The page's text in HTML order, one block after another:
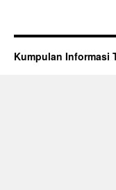
Kumpulan Informasi